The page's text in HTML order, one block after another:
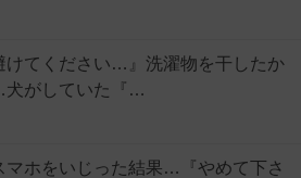
けてください…』洗濯物を干したか
犬がしていた『…
マホをいじった結果…『やめて下さ